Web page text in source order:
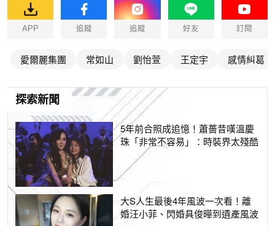
APP 追蹤 追蹤 好友 訂閱
愛爾麗集團 常如山 劉怡萱 王定宇 感情糾葛
探索新聞
5年前合照成追憶！蕭薔昔嘆溫慶
珠「非常不容易」：時裝界太殘酷
大S人生最後4年風波一次看！離
婚汪小菲、閃婚具俊曄到遺產風波